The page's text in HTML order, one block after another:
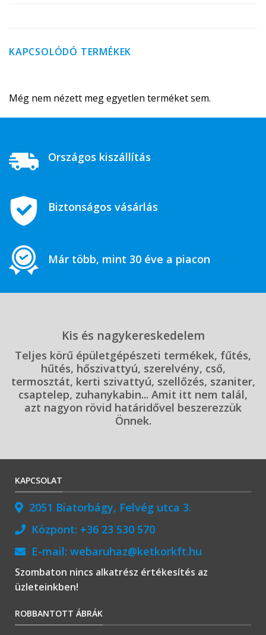
KAPCSOLÓDÓ TERMÉKEK
Még nem nézett meg egyetlen terméket sem.
Országos kiszállítás
Biztonságos vásárlás
Már több, mint 30 éve a piacon
Kis és nagykereskedelem
Teljes körű épületgépészeti termékek, fűtés,
hűtés, hőszivattyú, szerelvény, cső,
termosztát, kerti szivattyú, szellőzés, szaniter,
csaptelep, zuhanykabin... Amit itt nem talál,
azt nagyon rövid határidővel beszerezzük
Önnek.
KAPCSOLAT
2051 Biatorbágy, Felvég utca 3.
Központ: +36 23 530 570
E-mail: webaruhaz@ketkorkft.hu
Szombaton nincs alkatrész értékesítés az
üzleteinkben!
ROBBANTOTT ÁBRÁK